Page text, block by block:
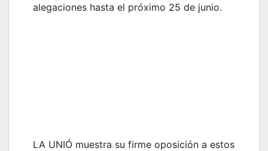
alegaciones hasta el próximo 25 de junio.
LA UNIÓ muestra su firme oposición a estos